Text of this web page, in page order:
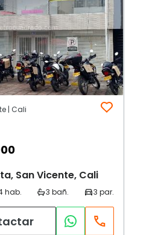
| Cali
San Vicente, Cali